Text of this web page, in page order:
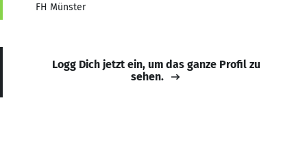
FH Münster
Logg Dich jetzt ein, um das ganze Profil zu
sehen.